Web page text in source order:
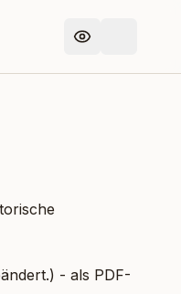
- als PDF-